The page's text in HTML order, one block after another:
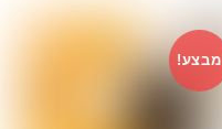
מבצע!